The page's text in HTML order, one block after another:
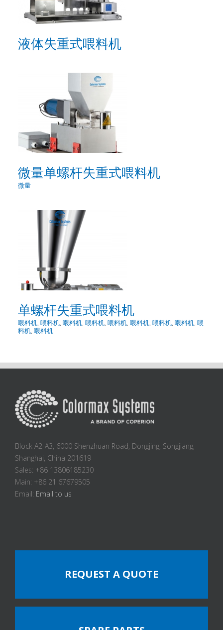
液体失重式喂料机
微量单螺杆失重式喂料机
微量
单螺杆失重式喂料机
喂料机,喂料机,喂料机,喂料机,喂料机,喂料机,喂料机,喂料机,喂
料机,喂料机
Block A2-A3, 6000 Shenzhuan Road, Dongjing, Songjiang,
Shanghai, China 201619
Sales: +86 13806185230
Main: +86 21 67679505
Email: Email to us
REQUEST A QUOTE